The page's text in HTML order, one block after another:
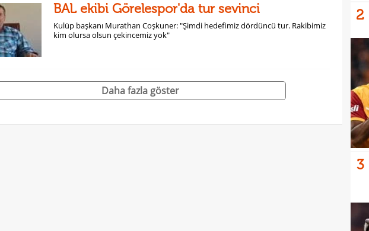
BAL ekibi Görelespor'da tur sevinci
Kulüp başkanı Murathan Coşkuner: "Şimdi hedefimiz dördüncü tur. Rakibimiz
kim olursa olsun çekincemiz yok"
Daha fazla göster
2
3